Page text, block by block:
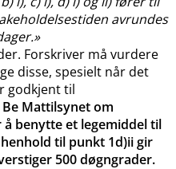
avrundes
Forskriver må vurdere
disse, spesielt når det
godkjent til
Be Mattilsynet om
benytte et legemiddel til
til punkt 1d)ii gir
500 døgngrader.